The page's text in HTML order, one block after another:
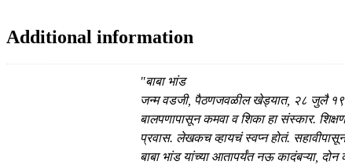
Additional information
"बाबा भांड
जन्म वडजी, पैठणजवळील खेड्यात, २८ जुलै
बालपणापासून कमवा व शिका हा संस्कार.
प्रवास. लेखकच व्हायचं स्वप्न होतं.
बाबा भांड यांच्या आतापर्यंत नऊ कादंबऱ्या,